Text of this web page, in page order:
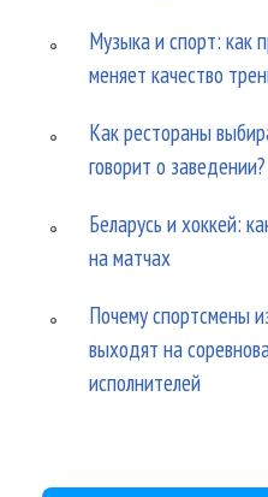
Музыка и спорт: как
меняет качество
Как рестораны
говорит о заведении?
Беларусь и хоккей:
на матчах
Почему спортсмены
выходят на
исполнителей